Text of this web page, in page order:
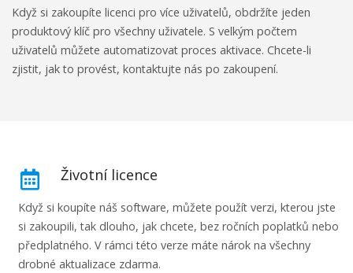
Když si zakoupíte licenci pro více uživatelů, obdržíte jeden
produktový klíč pro všechny uživatele. S velkým počtem
uživatelů můžete automatizovat proces aktivace. Chcete-li
zjistit, jak to provést, kontaktujte nás po zakoupení.
Životní licence
Když si koupíte náš software, můžete použít verzi, kterou jste
si zakoupili, tak dlouho, jak chcete, bez ročních poplatků nebo
předplatného. V rámci této verze máte nárok na všechny
drobné aktualizace zdarma.